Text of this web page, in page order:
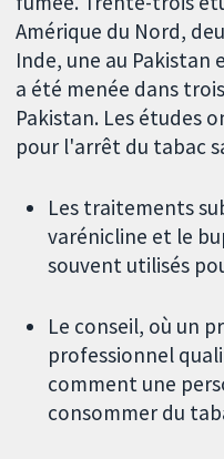
Amérique du Nord,
Inde, une au Pakistan
a été menée dans
Pakistan. Les études
pour l'arrêt du tabac
Les traitements
varénicline et le
souvent utilisés
Le conseil, où un
professionnel
comment une
consommer du